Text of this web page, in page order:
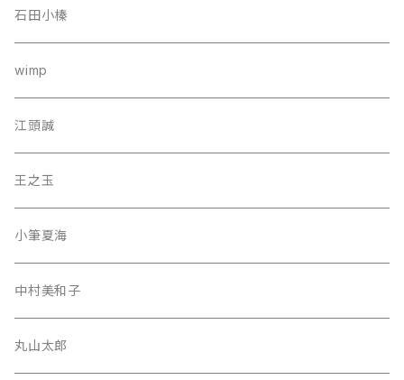
石田小榛
wimp
江頭誠
王之玉
小筆夏海
中村美和子
丸山太郎